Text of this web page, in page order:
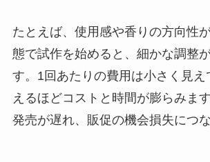
たとえば、使用感や香りの方向性
態で試作を始めると、細かな調整
す。1回あたりの費用は小さく見え
えるほどコストと時間が膨らみま
発売が遅れ、販促の機会損失につな